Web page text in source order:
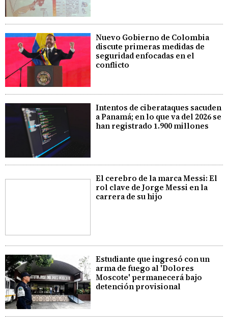
Nuevo Gobierno de Colombia
discute primeras medidas de
seguridad enfocadas en el
conflicto
Intentos de ciberataques sacuden
a Panamá; en lo que va del 2026 se
han registrado 1.900 millones
El cerebro de la marca Messi: El
rol clave de Jorge Messi en la
carrera de su hijo
Estudiante que ingresó con un
arma de fuego al 'Dolores
Moscote' permanecerá bajo
detención provisional